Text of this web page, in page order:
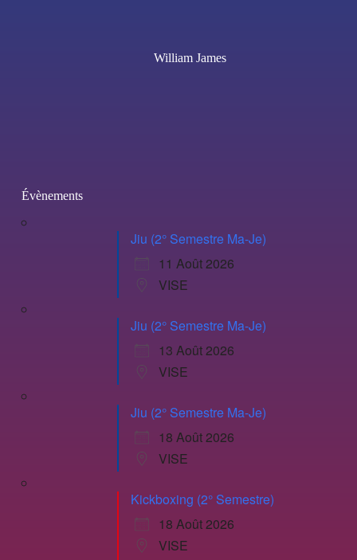
William James
Évènements
Jiu (2° Semestre Ma-Je)
11 Août 2026
VISE
Jiu (2° Semestre Ma-Je)
13 Août 2026
VISE
Jiu (2° Semestre Ma-Je)
18 Août 2026
VISE
Kickboxing (2° Semestre)
18 Août 2026
VISE